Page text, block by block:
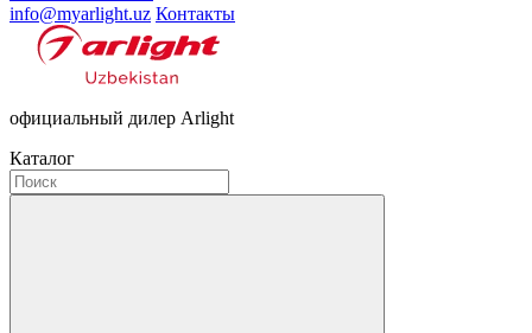
info@myarlight.uz Контакты
официальный дилер Arlight
Каталог